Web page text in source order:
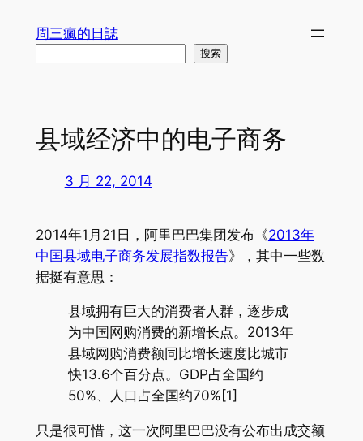
周三瘋的日誌
搜索
县域经济中的电子商务
3 月 22, 2014
2014年1月21日，阿里巴巴集团发布《2013年
中国县域电子商务发展指数报告》，其中一些数
据挺有意思：
县域拥有巨大的消费者人群，逐步成
为中国网购消费的新增长点。2013年
县域网购消费额同比增长速度比城市
快13.6个百分点。GDP占全国约
50%、人口占全国约70%[1]
只是很可惜，这一次阿里巴巴没有公布出成交额